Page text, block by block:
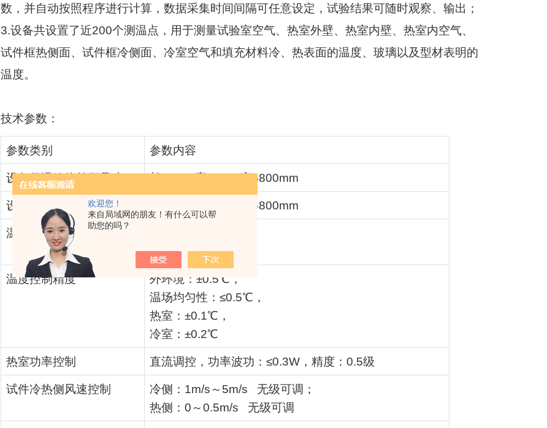
欢迎您！
来自局域网的朋友！有什么可以帮
助您的吗？
数，并自动按照程序进行计算，数据采集时间间隔可任意设定，试验结果可随时观察、输出；
3.设备共设置了近200个测温点，用于测量试验室空气、热室外壁、热室内壁、热室内空气、
试件框热侧面、试件框冷侧面、冷室空气和填充材料冷、热表面的温度、玻璃以及型材表明的
温度。
技术参数：
参数类别 参数内容
设备保温箱体外形尺寸 5800mm
设备占地尺寸 6800mm
温度范围
冷室： -20～0℃
温度控制精度 外环境： ±0.5 ℃ ，
温场均匀性： ≤0.5℃ ，
热室： ±0.1℃ ，
冷室： ±0.2℃
热室功率控制 直流调控，功率波功： ≤0.3W ，精度： 0.5级
试件冷热侧风速控制 冷侧： 1m/s ～ 5m/s 无级可调；
热侧： 0 ～0.5m/s 无级可调